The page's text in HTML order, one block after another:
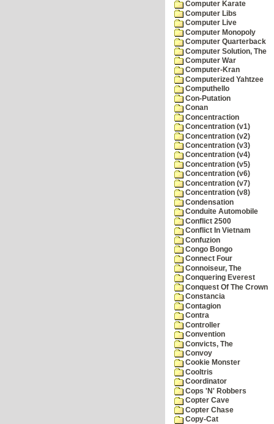
Computer Karate
Computer Libs
Computer Live
Computer Monopoly
Computer Quarterback
Computer Solution, The
Computer War
Computer-Kran
Computerized Yahtzee
Computhello
Con-Putation
Conan
Concentraction
Concentration (v1)
Concentration (v2)
Concentration (v3)
Concentration (v4)
Concentration (v5)
Concentration (v6)
Concentration (v7)
Concentration (v8)
Condensation
Conduite Automobile
Conflict 2500
Conflict In Vietnam
Confuzion
Congo Bongo
Connect Four
Connoiseur, The
Conquering Everest
Conquest Of The Crown
Constancia
Contagion
Contra
Controller
Convention
Convicts, The
Convoy
Cookie Monster
Cooltris
Coordinator
Cops 'N' Robbers
Copter Cave
Copter Chase
Copy-Cat